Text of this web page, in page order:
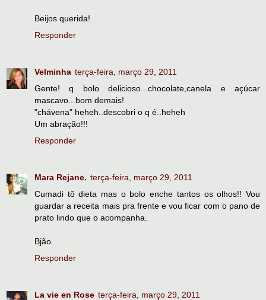
Beijos querida!
Responder
Velminha terça-feira, março 29, 2011
Gente! q bolo delicioso...chocolate,canela e açúcar
mascavo...bom demais!
"chávena" heheh..descobri o q é..heheh
Um abração!!!
Responder
Mara Rejane. terça-feira, março 29, 2011
Cumadi tô dieta mas o bolo enche tantos os olhos!! Vou
guardar a receita mais pra frente e vou ficar com o pano de
prato lindo que o acompanha.
Bjão.
Responder
La vie en Rose terça-feira, março 29, 2011